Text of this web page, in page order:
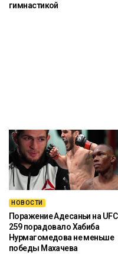
гимнастикой
НОВОСТИ
Поражение Адесаньи на UFC
259 порадовало Хабиба
Нурмагомедова не меньше
победы Махачева